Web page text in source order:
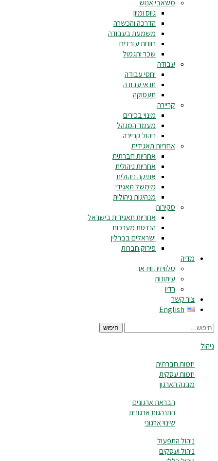
משאבי אנוש
גיוס ומיון
הדרכה והכשרה
משמעת בעבודה
רווחת עובדים
שכר ותגמול
עבודה
יחסי עבודה
תנאי עבודה
תעסוקה
קריירה
מינוי בכירים
מעמד המנהל
ניהול קריירה
אחריות תאגידית
אחריות חברתית
אחריות ניהולית
אתיקה ניהולית
מימשל תאגידי
מנהיגות ניהולית
סקירות
אחריות תאגידית בישראל
הנדסת מערכות
ישראלים בברלין
פירוק חברות
מדיה
טלוויזיה ווידאו
עיתונות
רדיו
צור קשר
English
חיפוש
ניהול
יזמות חברתית
יזמות עסקית
מבנה הארגון
הבראת ארגונים
התנהגות ארגונית
שינוי ארגוני
ניהול התפעול
ניהול ועסקים